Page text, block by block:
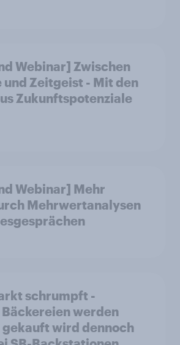
Webinar] Zwischen
Zeitgeist - Mit den
Zukunftspotenziale
Webinar] Mehr
Mehrwertanalysen
schrumpft -
werden
wird dennoch